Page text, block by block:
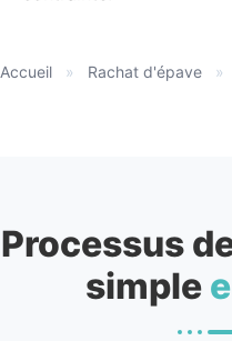
Accueil » Rachat d'épave »
Processus
simple